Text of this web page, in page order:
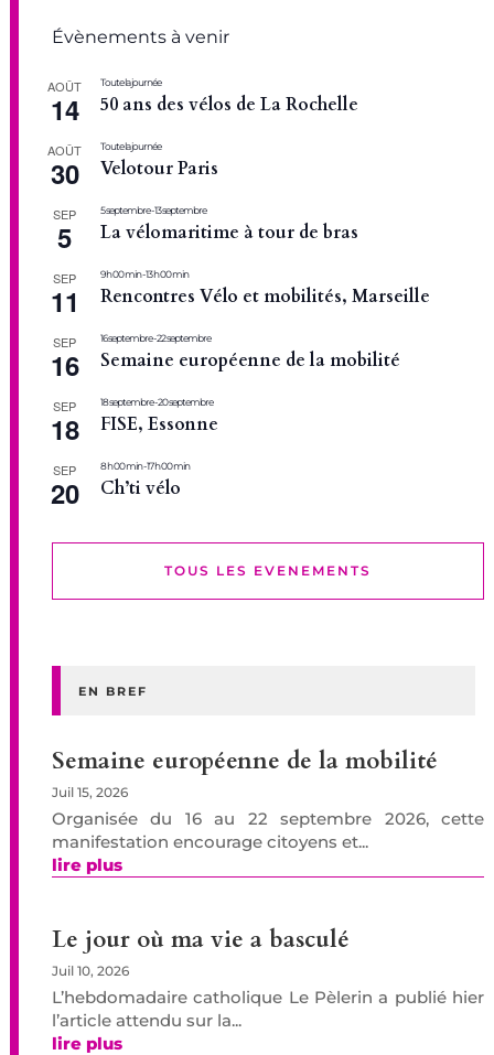
Évènements à venir
AOÛT
14
Toute la journée
50 ans des vélos de La Rochelle
AOÛT
30
Toute la journée
Velotour Paris
SEP
5
5 septembre-13 septembre
La vélomaritime à tour de bras
SEP
11
9 h 00 min-13 h 00 min
Rencontres Vélo et mobilités, Marseille
SEP
16
16 septembre-22 septembre
Semaine européenne de la mobilité
SEP
18
18 septembre-20 septembre
FISE, Essonne
SEP
20
8 h 00 min-17 h 00 min
Ch’ti vélo
TOUS LES EVENEMENTS
EN BREF
Semaine européenne de la mobilité
Juil 15, 2026
Organisée du 16 au 22 septembre 2026, cette
manifestation encourage citoyens et...
lire plus
Le jour où ma vie a basculé
Juil 10, 2026
L’hebdomadaire catholique Le Pèlerin a publié hier
l’article attendu sur la...
lire plus